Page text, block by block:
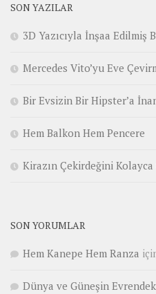
SON YAZILAR
3D Yazıcıyla İnşaa Edilmiş
Mercedes Vito’yu Eve
Bir Evsizin Bir Hipster’a
Hem Balkon Hem Pencere
Kirazın Çekirdeğini
SON YORUMLAR
Hem Kanepe Hem Ranza
Dünya ve Güneşin